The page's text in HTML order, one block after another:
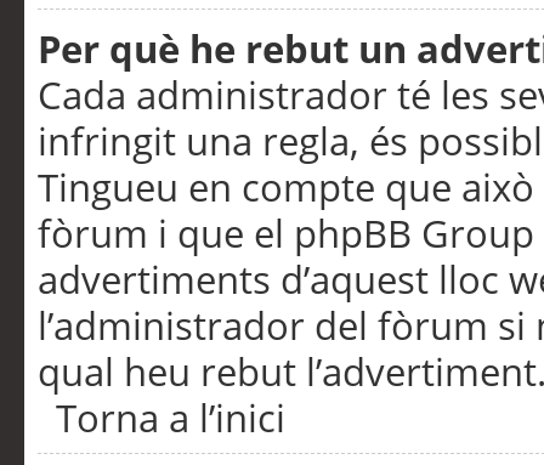
Per què he rebut un
Cada administrador té les
infringit una regla, és
Tingueu en compte que
fòrum i que el phpBB
advertiments d’aquest lloc
l’administrador del fòrum
qual heu rebut
Torna a l’inici